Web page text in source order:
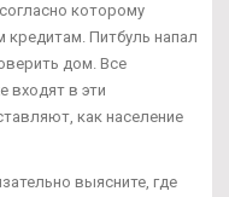
которому
кредитам. Питбуль напал
дом. Все
входят в эти
как население
выясните, где